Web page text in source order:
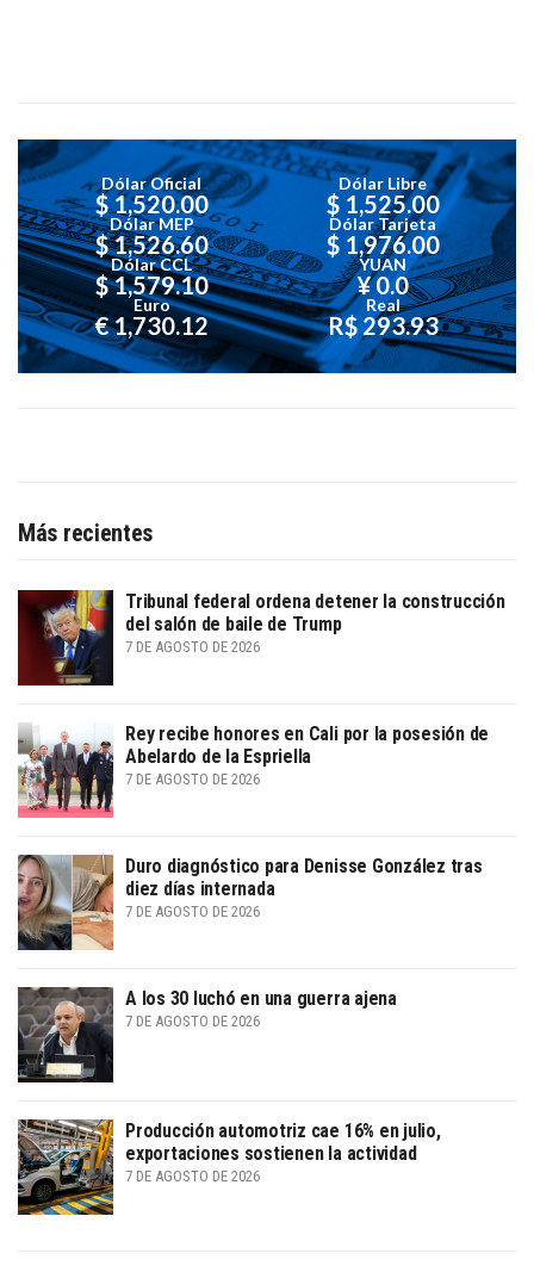
Dólar Oficial
$ 1,520.00
Dólar Libre
$ 1,525.00
Dólar MEP
$ 1,526.60
Dólar Tarjeta
$ 1,976.00
Dólar CCL
$ 1,579.10
YUAN
¥ 0.0
Euro
€ 1,730.12
Real
R$ 293.93
Más recientes
Tribunal federal ordena detener la construcción
del salón de baile de Trump
7 DE AGOSTO DE 2026
Rey recibe honores en Cali por la posesión de
Abelardo de la Espriella
7 DE AGOSTO DE 2026
Duro diagnóstico para Denisse González tras
diez días internada
7 DE AGOSTO DE 2026
A los 30 luchó en una guerra ajena
7 DE AGOSTO DE 2026
Producción automotriz cae 16% en julio,
exportaciones sostienen la actividad
7 DE AGOSTO DE 2026